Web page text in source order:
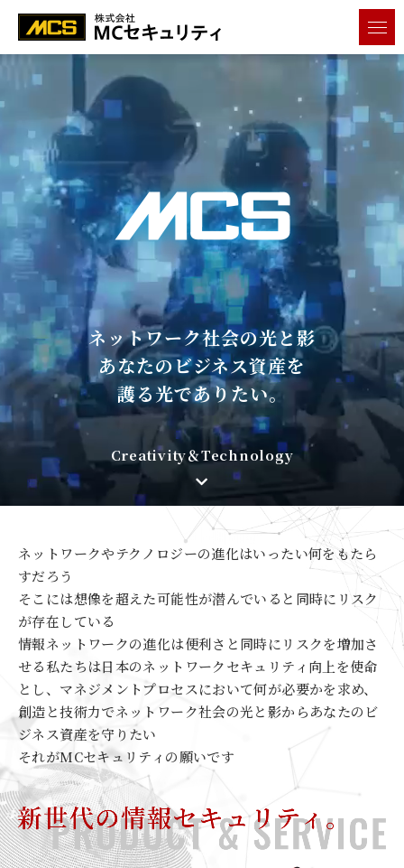
メニ
ネットワーク社会の光と影
あなたのビジネス資産を
護る光でありたい。
Creativity＆Technology
ネットワークやテクノロジーの進化はいったい何をもたら
すだろう
そこには想像を超えた可能性が潜んでいると同時にリスク
が存在している
情報ネットワークの進化は便利さと同時にリスクを増加さ
せる私たちは日本のネットワークセキュリティ向上を使命
とし、 マネジメントプロセスにおいて何が必要かを求め、
創造と技術力でネットワーク社会の光と影からあなたのビ
ジネス資産を守りたい
それがMCセキュリティの願いです